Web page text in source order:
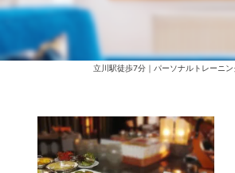
立川駅徒歩7分｜パーソナルトレーニン